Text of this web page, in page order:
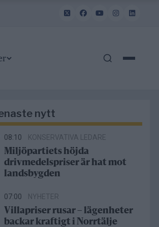
nytt
08:10 KONSERVATIVA LEDARE
Miljöpartiets höjda
drivmedelspriser är hat mot
landsbygden
07:00 NYHETER
Villapriser rusar – lägenheter
backar kraftigt i Norrtälje